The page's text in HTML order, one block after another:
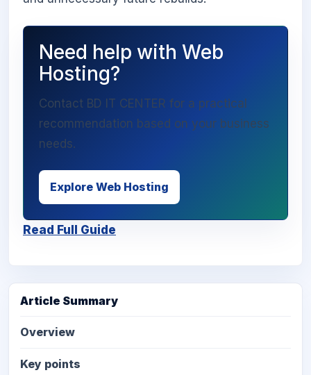
Need help with Web
Hosting?
Contact BD IT CENTER for a practical
recommendation based on your business
needs.
Explore Web Hosting
Read Full Guide
Article Summary
Overview
Key points